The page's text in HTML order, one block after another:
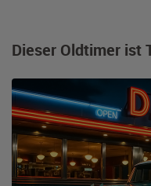
Dieser Oldtimer ist